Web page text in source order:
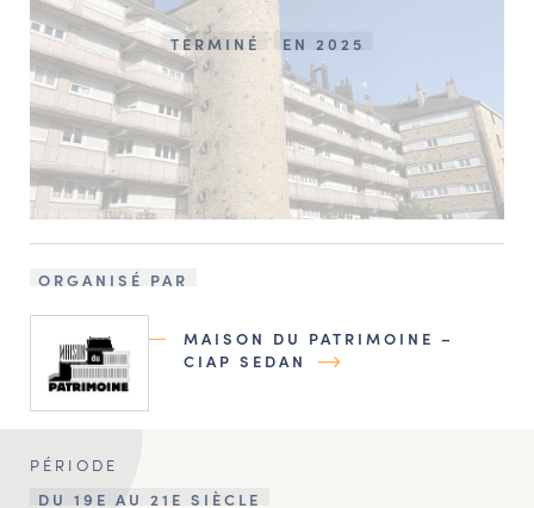
TERMINÉ EN 2025
ORGANISÉ PAR
MAISON DU PATRIMOINE –
CIAP SEDAN
PÉRIODE
DU 19E AU 21E SIÈCLE